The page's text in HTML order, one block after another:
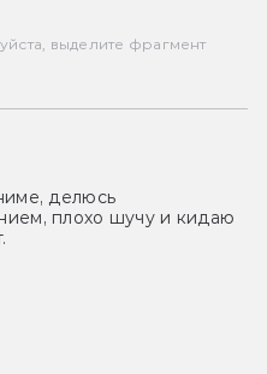
выделите фрагмент
делюсь
плохо шучу и кидаю